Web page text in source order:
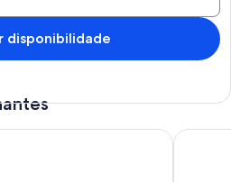
disponibilidade
condomínio Arraial do Cabo
Figueira